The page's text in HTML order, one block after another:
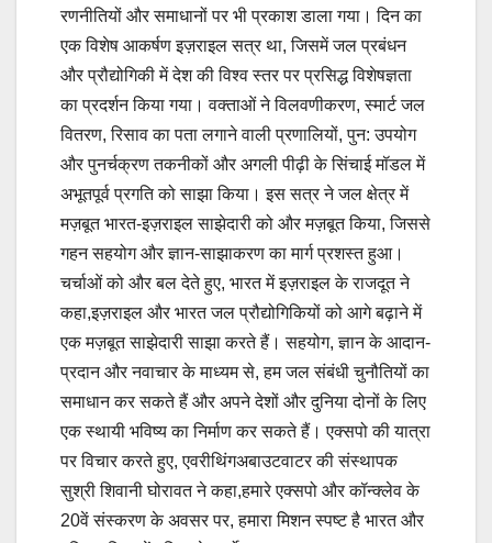
रणनीतियों और समाधानों पर भी प्रकाश डाला गया। दिन का
एक विशेष आकर्षण इज़राइल सत्र था, जिसमें जल प्रबंधन
और प्रौद्योगिकी में देश की विश्व स्तर पर प्रसिद्ध विशेषज्ञता
का प्रदर्शन किया गया। वक्ताओं ने विलवणीकरण, स्मार्ट जल
वितरण, रिसाव का पता लगाने वाली प्रणालियों, पुन: उपयोग
और पुनर्चक्रण तकनीकों और अगली पीढ़ी के सिंचाई मॉडल में
अभूतपूर्व प्रगति को साझा किया। इस सत्र ने जल क्षेत्र में
मज़बूत भारत-इज़राइल साझेदारी को और मज़बूत किया, जिससे
गहन सहयोग और ज्ञान-साझाकरण का मार्ग प्रशस्त हुआ।
चर्चाओं को और बल देते हुए, भारत में इज़राइल के राजदूत ने
कहा,इज़राइल और भारत जल प्रौद्योगिकियों को आगे बढ़ाने में
एक मज़बूत साझेदारी साझा करते हैं। सहयोग, ज्ञान के आदान-
प्रदान और नवाचार के माध्यम से, हम जल संबंधी चुनौतियों का
समाधान कर सकते हैं और अपने देशों और दुनिया दोनों के लिए
एक स्थायी भविष्य का निर्माण कर सकते हैं। एक्सपो की यात्रा
पर विचार करते हुए, एवरीथिंगअबाउटवाटर की संस्थापक
सुश्री शिवानी घोरावत ने कहा,हमारे एक्सपो और कॉन्क्लेव के
20वें संस्करण के अवसर पर, हमारा मिशन स्पष्ट है भारत और